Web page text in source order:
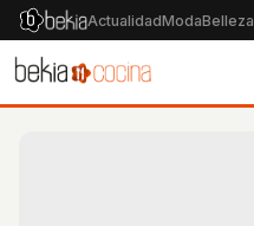
ActualidadModaBelleza